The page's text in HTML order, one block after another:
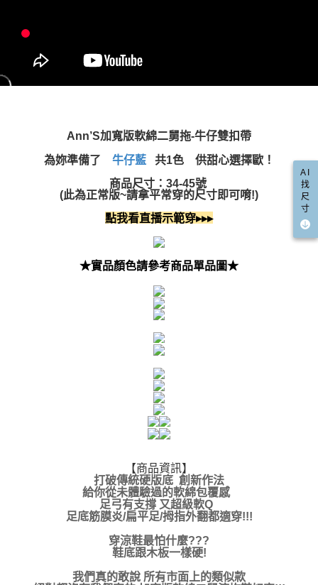
Ann’S加寬版軟綿二舅拖-牛仔雙扣帶
為妳準備了 牛仔藍
共1色 供甜心選擇歐！
商品尺寸：34-45號
(此為正常版~請拿平常穿的尺寸即可唷!)
點我看直播示範穿▸▸▸
★實品顏色請參考商品單品圖★
【商品資訊】
打破傳統硬版底 創新作法
給你從未體驗過的軟綿包覆感
足弓有支撐 又超級軟Q
足底筋膜炎/扁平足/拇指外翻都適穿!!!
穿涼鞋最怕什麼???
鞋底跟木板一樣硬!
我們真的敢說 所有市面上的類似款
AI
找
尺
寸